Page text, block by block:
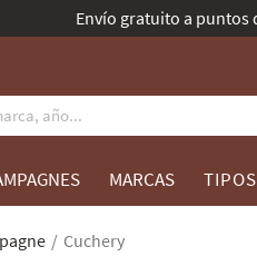
MARCAS TIPOS
Cuchery